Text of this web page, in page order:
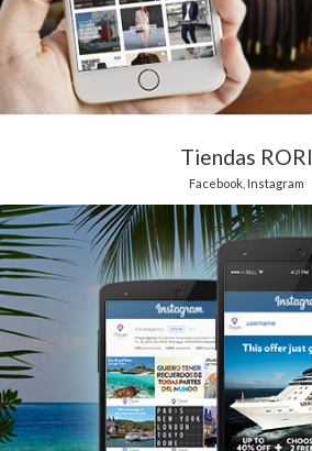
Tiendas RORI
Facebook, Instagram